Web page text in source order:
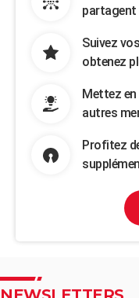
Suivez
obtenez
Mettez
autres
Profitez